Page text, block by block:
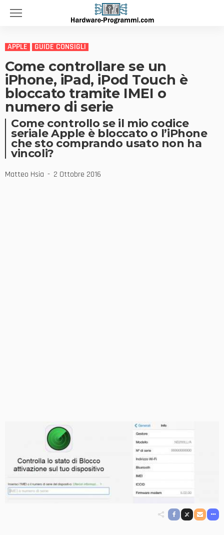
APPLE GUIDE CONSIGLI
Come controllare se un
iPhone, iPad, iPod Touch è
bloccato tramite IMEI o
numero di serie
Come controllo se il mio codice
seriale Apple è bloccato o l’iPhone
che sto comprando usato non ha
vincoli?
Matteo Hsia 2 Ottobre 2016